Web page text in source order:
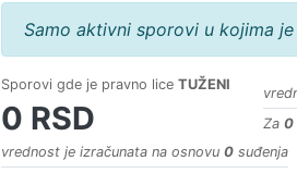
Samo aktivni sporovi u kojima
Sporovi gde je pravno lice TUŽENI
0 RSD
Za 0
vrednost je izračunata na osnovu 0 suđenja